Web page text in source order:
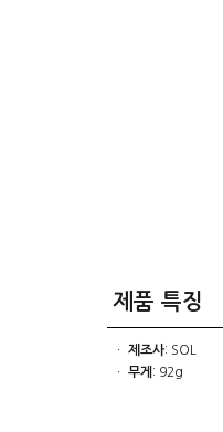
제품 특징
ㆍ 제조사: SOL
ㆍ 무게 : 92g